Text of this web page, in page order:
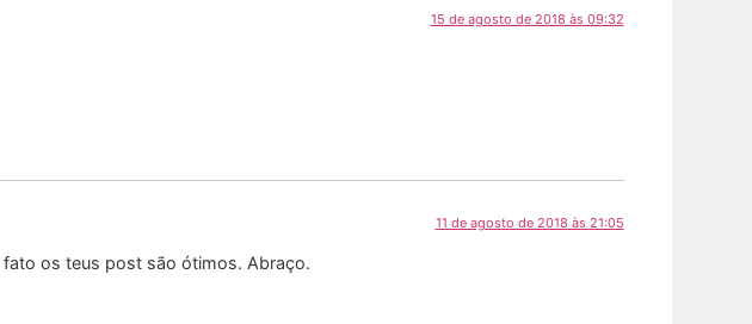
15 de agosto de 2018 às 09:32
11 de agosto de 2018 às 21:05
os teus post são ótimos. Abraço.